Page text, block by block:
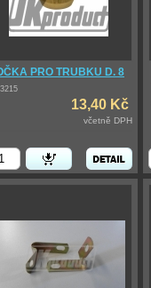
PRO TRUBKU D. 8
13,40 Kč
včetně DPH